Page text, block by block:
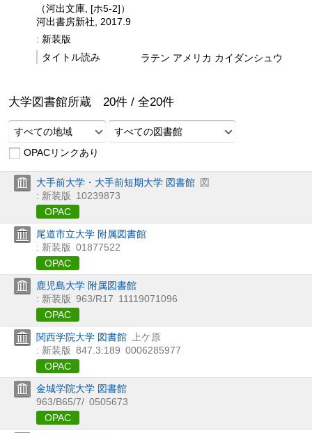
（河出文庫, [ホ5-2]）
河出書房新社, 2017.9
: 新装版
タイトル読み
ラテン アメリカ カイダンシュウ
大学図書館所蔵 20件 / 全20件
すべての地域
すべての図書館
OPACリンクあり
大手前大学・大手前短期大学 図書館 図
: 新装版 10239873
OPAC
尾道市立大学 附属図書館
: 新装版 01877522
OPAC
鹿児島大学 附属図書館
: 新装版 963/R17 11119071096
OPAC
関西学院大学 図書館
上ケ原
: 新装版 847.3:189 0006285977
OPAC
金城学院大学 図書館
963/B65/7/ 0505673
OPAC